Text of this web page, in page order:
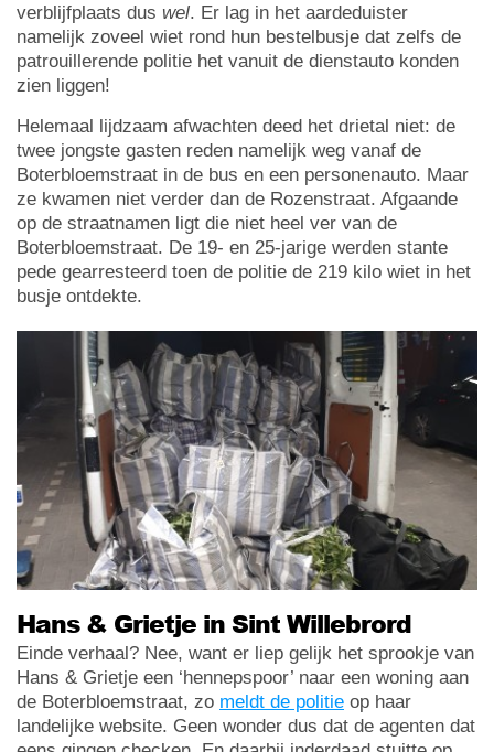
verblijfplaats dus wel. Er lag in het aardeduister
namelijk zoveel wiet rond hun bestelbusje dat zelfs de
patrouillerende politie het vanuit de dienstauto konden
zien liggen!
Helemaal lijdzaam afwachten deed het drietal niet: de
twee jongste gasten reden namelijk weg vanaf de
Boterbloemstraat in de bus en een personenauto. Maar
ze kwamen niet verder dan de Rozenstraat. Afgaande
op de straatnamen ligt die niet heel ver van de
Boterbloemstraat. De 19- en 25-jarige werden stante
pede gearresteerd toen de politie de 219 kilo wiet in het
busje ontdekte.
Hans & Grietje in Sint Willebrord
Einde verhaal? Nee, want er liep gelijk het sprookje van
Hans & Grietje een ‘hennepspoor’ naar een woning aan
de Boterbloemstraat, zo meldt de politie op haar
landelijke website. Geen wonder dus dat de agenten dat